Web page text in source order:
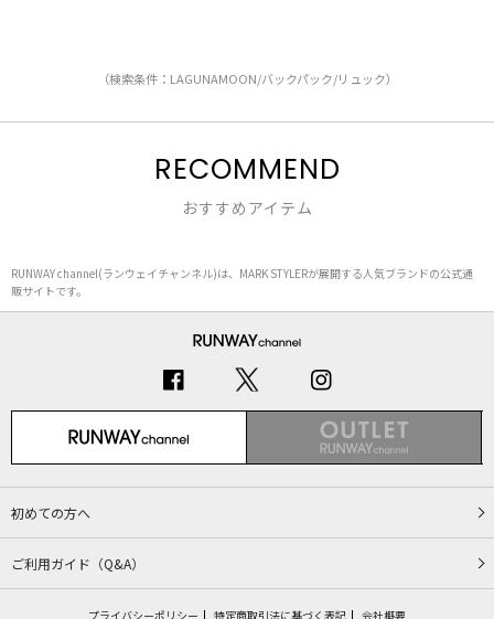
（検索条件：LAGUNAMOON/バックパック/リュック）
RECOMMEND
おすすめアイテム
RUNWAY channel(ランウェイチャンネル)は、MARK STYLERが展開する人気ブランドの公式通
販サイトです。
初めての方へ
ご利用ガイド（Q&A）
プライバシーポリシー 特定商取引法に基づく表記 会社概要